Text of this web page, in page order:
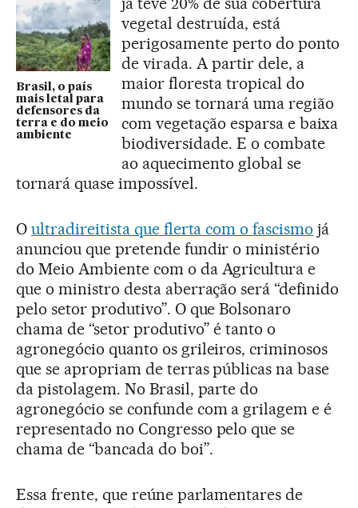
Brasil, o país
mais letal para
defensores da
terra e do meio
ambiente
vegetal destruída, está
perigosamente perto do ponto
de virada. A partir dele, a
maior floresta tropical do
mundo se tornará uma região
com vegetação esparsa e baixa
biodiversidade. E o combate
ao aquecimento global se
tornará quase impossível.
O ultradireitista que flerta com o fascismo já
anunciou que pretende fundir o ministério
do Meio Ambiente com o da Agricultura e
que o ministro desta aberração será “definido
pelo setor produtivo”. O que Bolsonaro
chama de “setor produtivo” é tanto o
agronegócio quanto os grileiros, criminosos
que se apropriam de terras públicas na base
da pistolagem. No Brasil, parte do
agronegócio se confunde com a grilagem e é
representado no Congresso pelo que se
chama de “bancada do boi”.
Essa frente, que reúne parlamentares de